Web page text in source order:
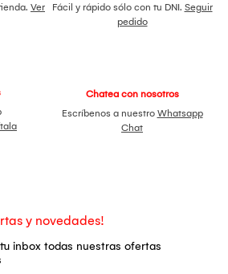
Ver
Fácil y rápido sólo con tu DNI. Seguir
pedido
Chatea con nosotros
Escríbenos a nuestro Whatsapp
Chat
y novedades!
inbox todas nuestras ofertas